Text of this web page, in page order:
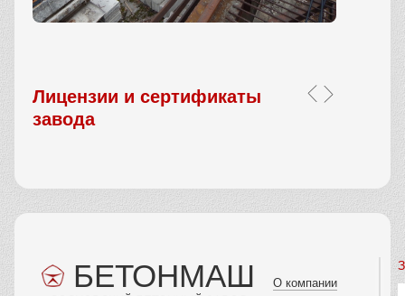
Лицензии и сертификаты
завода
БЕТОНМАШ
О компании